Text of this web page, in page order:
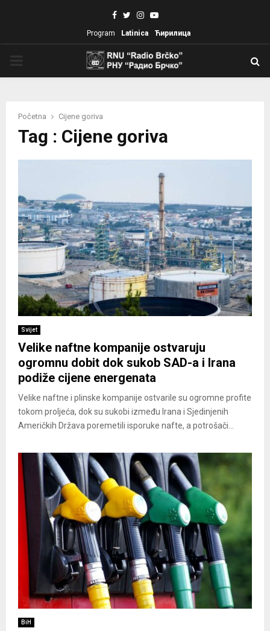
Facebook
TwitterInstagram
Youtube
Program Latinica Ћирилица
Početna Cijene goriva
Tag : Cijene goriva
Svijet
Velike naftne kompanije ostvaruju
ogromnu dobit dok sukob SAD-a i Irana
podiže cijene energenata
Velike naftne i plinske kompanije ostvarile su ogromne profite
tokom proljeća, dok su sukobi između Irana i Sjedinjenih
Američkih Država poremetili isporuke nafte, a potrošači...
BiH